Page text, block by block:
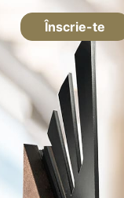
Înscrie-te